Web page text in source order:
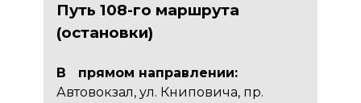
Путь 108-го маршрута
(остановки)
В прямом направлении:
Автовокзал, ул. Книповича, пр.